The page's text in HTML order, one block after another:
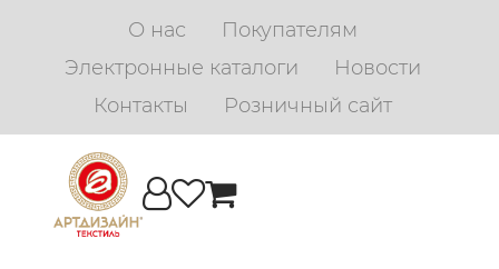
О нас
Покупателям
Электронные каталоги
Новости
Контакты
Розничный сайт